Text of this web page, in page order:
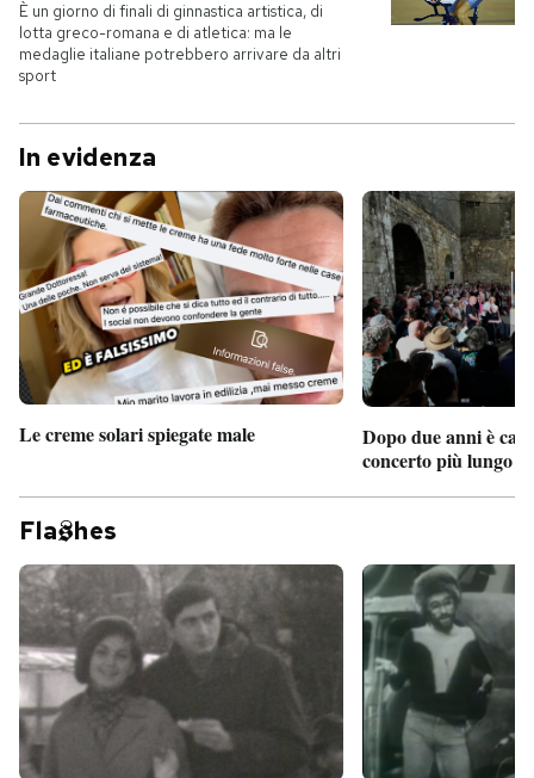
È un giorno di finali di ginnastica artistica, di
lotta greco-romana e di atletica: ma le
medaglie italiane potrebbero arrivare da altri
sport
In evidenza
Le creme solari spiegate male
Dopo due anni è
concerto più lungo
Fla hes